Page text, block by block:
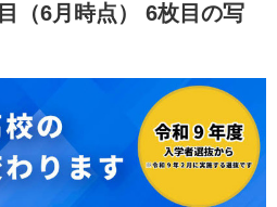
（6月時点） 6枚目の写